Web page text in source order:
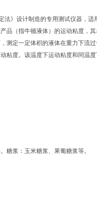
》设计制造的专用测试仪器，
品（指牛顿液体）的运动粘度，
定一定体积的液体在重力下流
度。该温度下运动粘度和同温
糖浆：玉米糖浆、果葡糖浆等。